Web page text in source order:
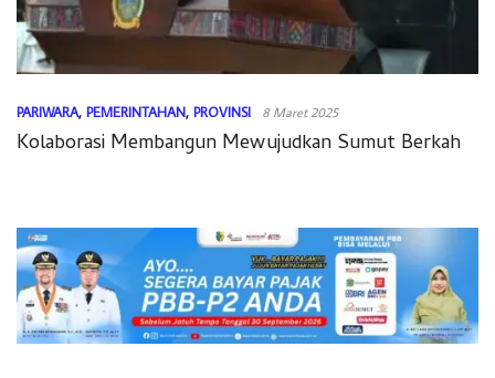
PARIWARA, PEMERINTAHAN, PROVINSI 8 Maret 2025
Kolaborasi Membangun Mewujudkan Sumut Berkah